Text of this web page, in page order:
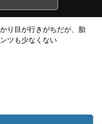
り目が行きがちだが、胎
ツも少なくない